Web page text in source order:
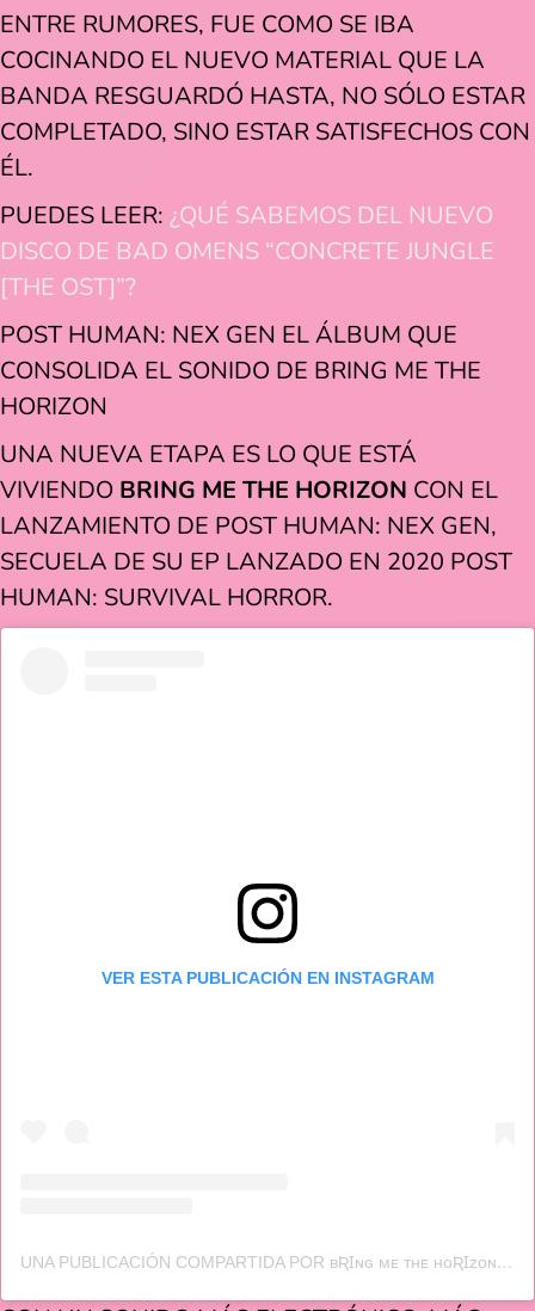
ENTRE RUMORES, FUE COMO SE IBA
COCINANDO EL NUEVO MATERIAL QUE LA
BANDA RESGUARDÓ HASTA, NO SÓLO ESTAR
COMPLETADO, SINO ESTAR SATISFECHOS CON
ÉL.
PUEDES LEER: ¿QUÉ SABEMOS DEL NUEVO
DISCO DE BAD OMENS “CONCRETE JUNGLE
[THE OST]”?
POST HUMAN: NEX GEN EL ÁLBUM QUE
CONSOLIDA EL SONIDO DE BRING ME THE
HORIZON
UNA NUEVA ETAPA ES LO QUE ESTÁ
VIVIENDO BRING ME THE HORIZON CON EL
LANZAMIENTO DE POST HUMAN: NEX GEN,
SECUELA DE SU EP LANZADO EN 2020 POST
HUMAN: SURVIVAL HORROR.
VER ESTA PUBLICACIÓN EN INSTAGRAM
UNA PUBLICACIÓN COMPARTIDA POR ʙƦꞮɴɢ ᴍᴇ ᴛʜᴇ ʜᴏƦꞮᴢᴏɴ (@BRINGMETHEHORIZON)